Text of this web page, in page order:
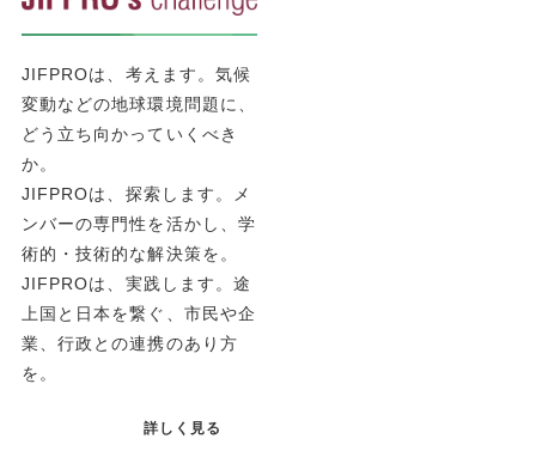
JIFPROは、考えます。気候
変動などの地球環境問題に、
どう立ち向かっていくべき
か。
JIFPROは、探索します。メ
ンバーの専門性を活かし、学
術的・技術的な解決策を。
JIFPROは、実践します。途
上国と日本を繋ぐ、市民や企
業、行政との連携のあり方
を。
詳しく見る